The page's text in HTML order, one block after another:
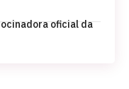
oficial da